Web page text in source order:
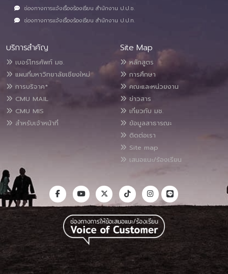
ช่องทางการแจ้งเรื่องร้องเรียน สำนักงาน ป.ป.ช.
ช่องทางการแจ้งเรื่องร้องเรียน สำนักงาน ป.ป.ท.
บริการสำคัญ
เบอร์โทรศัพท์ มช.
แผนที่มหาวิทยาลัยเชียงใหม่
การบริจาค*
CMU MAIL
CMU MIS
สำหรับเจ้าหน้าที่
Site Map
หลักสูตร
การศึกษา
คณะและหน่วยงาน
ข่าวสาร
เกี่ยวกับ มช.
ข้อมูลสาธารณะ
ติดต่อเรา
Site map
เสนอแนะ/ร้องเรียน